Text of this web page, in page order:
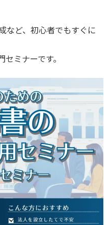
など、初心者でもすぐに
ミナーです。